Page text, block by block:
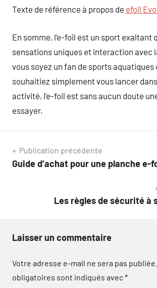
Texte de référence à propos de efoil
En somme, l’e-foil est un sport exaltant
sensations uniques et interaction avec
vous soyez un fan de sports aquatiques
souhaitiez simplement vous lancer
activité, l’e-foil est sans aucun doute
essayer.
Navigation
de
Publication précédente
Guide d’achat pour une planche e-
Les règles de sécurité à
Laisser un commentaire
Votre adresse e-mail ne sera pas publiée.
obligatoires sont indiqués avec*